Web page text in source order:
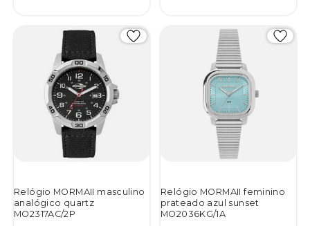
Relógio MORMAII masculino
analógico quartz
MO2317AC/2P
Relógio MORMAII feminino
prateado azul sunset
MO2036KG/1A